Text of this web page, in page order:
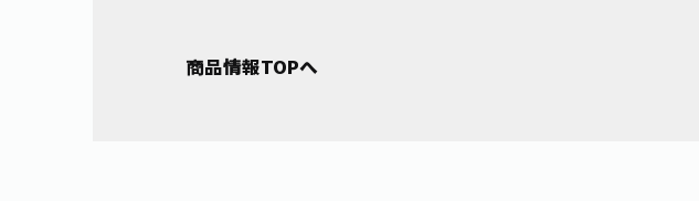
商品情報TOPへ